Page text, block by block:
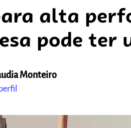
alta
pode ter
Monteiro